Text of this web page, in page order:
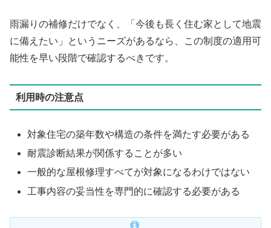
雨漏りの補修だけでなく、「今後も長く住む家として地震
に備えたい」というニーズがあるなら、この制度の適用可
能性を早い段階で確認するべきです。
利用時の注意点
対象住宅の築年数や構造の条件を満たす必要がある
耐震診断結果が関係することが多い
一般的な屋根修理すべてが対象になるわけではない
工事内容の妥当性を専門的に確認する必要がある